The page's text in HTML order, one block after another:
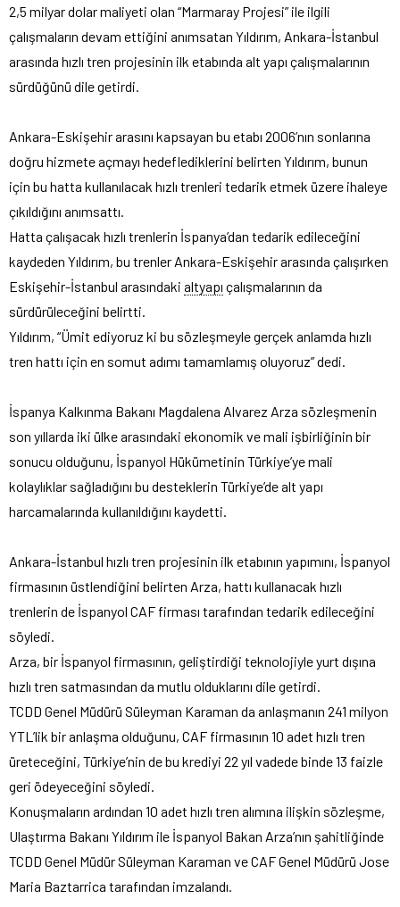
2,5 milyar dolar maliyeti olan “Marmaray Projesi” ile ilgili
çalışmaların devam ettiğini anımsatan Yıldırım, Ankara-İstanbul
arasında hızlı tren projesinin ilk etabında alt yapı çalışmalarının
sürdüğünü dile getirdi.
Ankara-Eskişehir arasını kapsayan bu etabı 2006’nın sonlarına
doğru hizmete açmayı hedeflediklerini belirten Yıldırım, bunun
için bu hatta kullanılacak hızlı trenleri tedarik etmek üzere ihaleye
çıkıldığını anımsattı.
Hatta çalışacak hızlı trenlerin İspanya’dan tedarik edileceğini
kaydeden Yıldırım, bu trenler Ankara-Eskişehir arasında çalışırken
Eskişehir-İstanbul arasındaki altyapı çalışmalarının da
sürdürüleceğini belirtti.
Yıldırım, “Ümit ediyoruz ki bu sözleşmeyle gerçek anlamda hızlı
tren hattı için en somut adımı tamamlamış oluyoruz” dedi.
İspanya Kalkınma Bakanı Magdalena Alvarez Arza sözleşmenin
son yıllarda iki ülke arasındaki ekonomik ve mali işbirliğinin bir
sonucu olduğunu, İspanyol Hükümetinin Türkiye’ye mali
kolaylıklar sağladığını bu desteklerin Türkiye’de alt yapı
harcamalarında kullanıldığını kaydetti.
Ankara-İstanbul hızlı tren projesinin ilk etabının yapımını, İspanyol
firmasının üstlendiğini belirten Arza, hattı kullanacak hızlı
trenlerin de İspanyol CAF firması tarafından tedarik edileceğini
söyledi.
Arza, bir İspanyol firmasının, geliştirdiği teknolojiyle yurt dışına
hızlı tren satmasından da mutlu olduklarını dile getirdi.
TCDD Genel Müdürü Süleyman Karaman da anlaşmanın 241 milyon
YTL’lik bir anlaşma olduğunu, CAF firmasının 10 adet hızlı tren
üreteceğini, Türkiye’nin de bu krediyi 22 yıl vadede binde 13 faizle
geri ödeyeceğini söyledi.
Konuşmaların ardından 10 adet hızlı tren alımına ilişkin sözleşme,
Ulaştırma Bakanı Yıldırım ile İspanyol Bakan Arza’nın şahitliğinde
TCDD Genel Müdür Süleyman Karaman ve CAF Genel Müdürü Jose
Maria Baztarrica tarafından imzalandı.